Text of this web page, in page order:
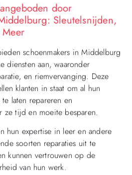
door
Sleutelsnijden,
Meer
schoenmakers in Middelburg
diensten aan, waaronder
en riemvervanging. Deze
klanten in staat om al hun
laten repareren en
ze tijd en moeite besparen.
hun expertise in leer en andere
soorten reparaties uit te
kunnen vertrouwen op de
van hun werk.